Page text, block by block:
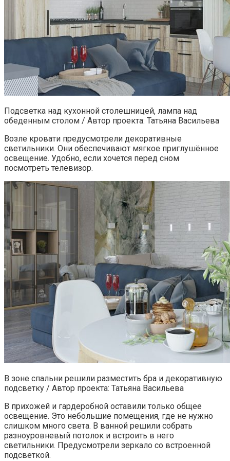
Подсветка над кухонной столешницей, лампа над
обеденным столом / Автор проекта: Татьяна Васильева
Возле кровати предусмотрели декоративные
светильники. Они обеспечивают мягкое приглушённое
освещение. Удобно, если хочется перед сном
посмотреть телевизор.
В зоне спальни решили разместить бра и декоративную
подсветку / Автор проекта: Татьяна Васильева
В прихожей и гардеробной оставили только общее
освещение. Это небольшие помещения, где не нужно
слишком много света. В ванной решили собрать
разноуровневый потолок и встроить в него
светильники. Предусмотрели зеркало со встроенной
подсветкой.